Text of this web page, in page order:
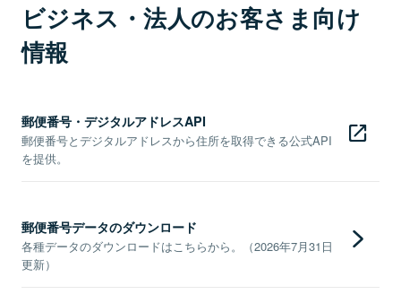
ビジネス・法人のお客さま向け
情報
郵便番号・デジタルアドレスAPI
郵便番号とデジタルアドレスから住所を取得できる公式API
を提供。
郵便番号データのダウンロード
各種データのダウンロードはこちらから。（2026年7月31日
更新）